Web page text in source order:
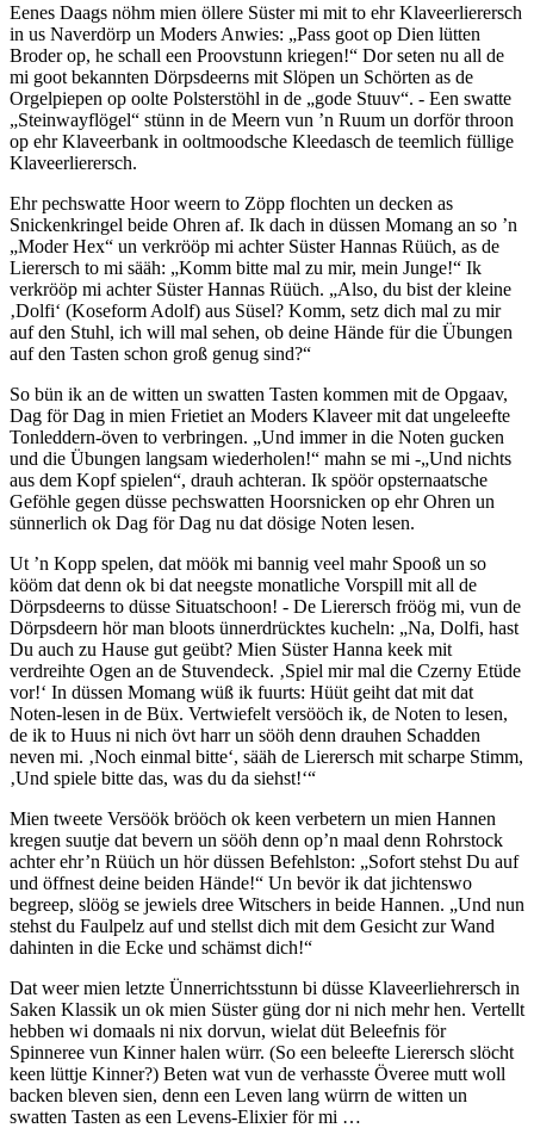
Eenes Daags nöhm mien öllere Süster mi mit to ehr Klaveerlierersch
in us Naverdörp un Moders Anwies:
Pass goot op Dien lütten
Broder op, he schall een Proovstunn kriegen!
Dor seten nu all de
mi goot bekannten Dörpsdeerns mit Slöpen un Schörten as de
Orgelpiepen op oolte Polsterstöhl in de
gode Stuuv . - Een swatte
Steinwayflögel
stünn in de Meern vun ’n Ruum un dorför throon
op ehr Klaveerbank in ooltmoodsche Kleedasch de teemlich füllige
Klaveerlierersch.
Ehr pechswatte Hoor weern to Zöpp flochten un decken as
Snickenkringel beide Ohren af. Ik dach in düssen Momang an so ’n
Moder Hex
un verkrööp mi achter Süster Hannas Rüüch, as de
Lierersch to mi sääh:
Komm bitte mal zu mir, mein Junge!
Ik
verkrööp mi achter Süster Hannas Rüüch.
Also, du bist der kleine
Dolfi (Koseform Adolf) aus Süsel? Komm, setz dich mal zu mir
auf den Stuhl, ich will mal sehen, ob deine Hände für die Übungen
auf den Tasten schon groß genug sind?
So bün ik an de witten un swatten Tasten kommen mit de Opgaav,
Dag för Dag in mien Frietiet an Moders Klaveer mit dat ungeleefte
Tonleddern-öven to verbringen.
Und immer in die Noten gucken
und die Übungen langsam wiederholen!
mahn se mi - Und nichts
aus dem Kopf spielen , drauh achteran. Ik spöör opsternaatsche
Geföhle gegen düsse pechswatten Hoorsnicken op ehr Ohren un
sünnerlich ok Dag för Dag nu dat dösige Noten lesen.
Ut ’n Kopp spelen, dat möök mi bannig veel mahr Spooß un so
kööm dat denn ok bi dat neegste monatliche Vorspill mit all de
Dörpsdeerns to düsse Situatschoon! - De Lierersch fröög mi, vun de
Dörpsdeern hör man bloots ünnerdrücktes kucheln:
Na, Dolfi, hast
Du auch zu Hause gut geübt? Mien Süster Hanna keek mit
verdreihte Ogen an de Stuvendeck.
Spiel mir mal die Czerny Etüde
vor! In düssen Momang wüß ik fuurts: Hüüt geiht dat mit dat
Noten-lesen in de Büx. Vertwiefelt versööch ik, de Noten to lesen,
de ik to Huus ni nich övt harr un sööh denn drauhen Schadden
neven mi. Noch einmal bitte , sääh de Lierersch mit scharpe Stimm,
Und spiele bitte das, was du da siehst!
Mien tweete Versöök brööch ok keen verbetern un mien Hannen
kregen suutje dat bevern un sööh denn op’n maal denn Rohrstock
achter ehr’n Rüüch un hör düssen Befehlston:
Sofort stehst Du auf
und öffnest deine beiden Hände!
Un bevör ik dat jichtenswo
begreep, slöög se jewiels dree Witschers in beide Hannen.
Und nun
stehst du Faulpelz auf und stellst dich mit dem Gesicht zur Wand
dahinten in die Ecke und schämst dich!
Dat weer mien letzte Ünnerrichtsstunn bi düsse Klaveerliehrersch in
Saken Klassik un ok mien Süster güng dor ni nich mehr hen. Vertellt
hebben wi domaals ni nix dorvun, wielat düt Beleefnis för
Spinneree vun Kinner halen würr. (So een beleefte Lierersch slöcht
keen lüttje Kinner?) Beten wat vun de verhasste Överee mutt woll
backen bleven sien, denn een Leven lang würrn de witten un
swatten Tasten as een Levens-Elixier för mi …